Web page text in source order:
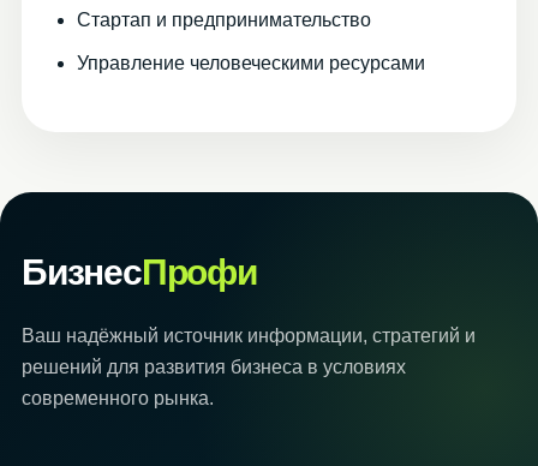
Стартап и предпринимательство
Управление человеческими ресурсами
БизнесПрофи
Ваш надёжный источник информации, стратегий и
решений для развития бизнеса в условиях
современного рынка.